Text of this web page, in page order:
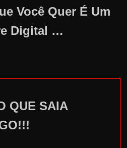
Você Quer É Um
Digital …
QUE SAIA